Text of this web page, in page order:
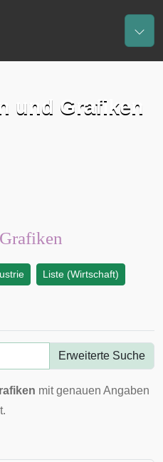
und Grafiken
Liste (Wirtschaft)
Erweiterte Suche
mit genauen Angaben